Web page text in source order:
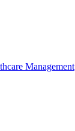
Management